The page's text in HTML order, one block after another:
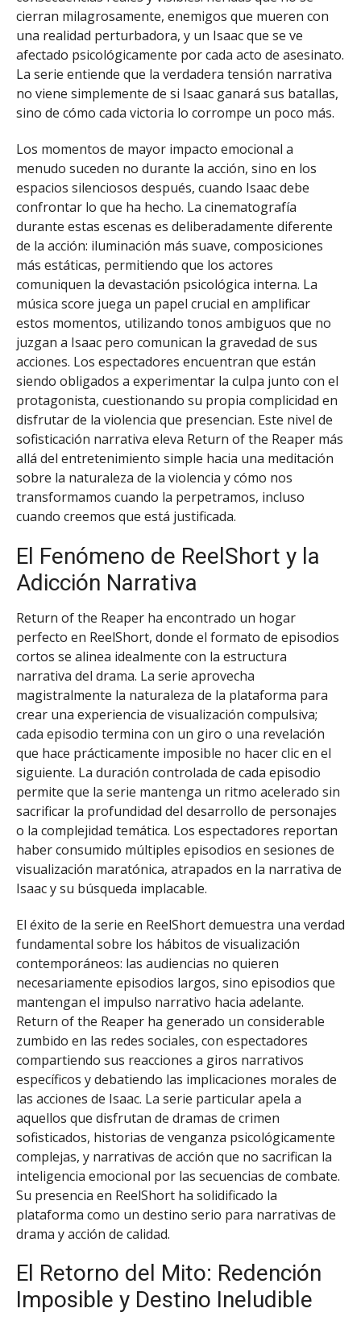
cierran milagrosamente, enemigos que mueren con
una realidad perturbadora, y un Isaac que se ve
afectado psicológicamente por cada acto de asesinato.
La serie entiende que la verdadera tensión narrativa
no viene simplemente de si Isaac ganará sus batallas,
sino de cómo cada victoria lo corrompe un poco más.
Los momentos de mayor impacto emocional a
menudo suceden no durante la acción, sino en los
espacios silenciosos después, cuando Isaac debe
confrontar lo que ha hecho. La cinematografía
durante estas escenas es deliberadamente diferente
de la acción: iluminación más suave, composiciones
más estáticas, permitiendo que los actores
comuniquen la devastación psicológica interna. La
música score juega un papel crucial en amplificar
estos momentos, utilizando tonos ambiguos que no
juzgan a Isaac pero comunican la gravedad de sus
acciones. Los espectadores encuentran que están
siendo obligados a experimentar la culpa junto con el
protagonista, cuestionando su propia complicidad en
disfrutar de la violencia que presencian. Este nivel de
sofisticación narrativa eleva Return of the Reaper más
allá del entretenimiento simple hacia una meditación
sobre la naturaleza de la violencia y cómo nos
transformamos cuando la perpetramos, incluso
cuando creemos que está justificada.
El Fenómeno de ReelShort y la
Adicción Narrativa
Return of the Reaper ha encontrado un hogar
perfecto en ReelShort, donde el formato de episodios
cortos se alinea idealmente con la estructura
narrativa del drama. La serie aprovecha
magistralmente la naturaleza de la plataforma para
crear una experiencia de visualización compulsiva;
cada episodio termina con un giro o una revelación
que hace prácticamente imposible no hacer clic en el
siguiente. La duración controlada de cada episodio
permite que la serie mantenga un ritmo acelerado sin
sacrificar la profundidad del desarrollo de personajes
o la complejidad temática. Los espectadores reportan
haber consumido múltiples episodios en sesiones de
visualización maratónica, atrapados en la narrativa de
Isaac y su búsqueda implacable.
El éxito de la serie en ReelShort demuestra una verdad
fundamental sobre los hábitos de visualización
contemporáneos: las audiencias no quieren
necesariamente episodios largos, sino episodios que
mantengan el impulso narrativo hacia adelante.
Return of the Reaper ha generado un considerable
zumbido en las redes sociales, con espectadores
compartiendo sus reacciones a giros narrativos
específicos y debatiendo las implicaciones morales de
las acciones de Isaac. La serie particular apela a
aquellos que disfrutan de dramas de crimen
sofisticados, historias de venganza psicológicamente
complejas, y narrativas de acción que no sacrifican la
inteligencia emocional por las secuencias de combate.
Su presencia en ReelShort ha solidificado la
plataforma como un destino serio para narrativas de
drama y acción de calidad.
El Retorno del Mito: Redención
Imposible y Destino Ineludible